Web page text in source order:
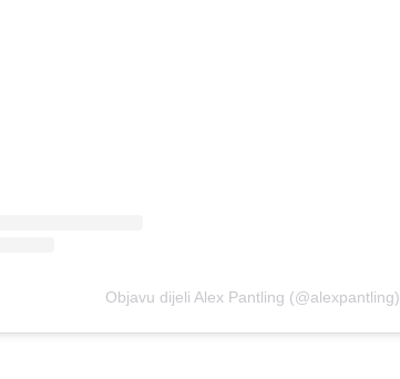
Objavu dijeli Alex Pantling (@alexpantling)